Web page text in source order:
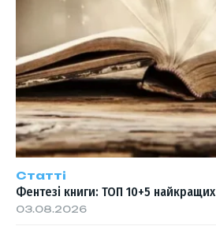
Статті
Фентезі книги: ТОП 10+5 найкращих
03.08.2026